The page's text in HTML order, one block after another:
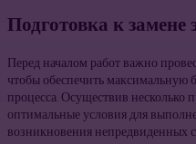
Подготовка к замене
Перед началом работ важно
чтобы обеспечить максимальную
процесса. Осуществив несколько
оптимальные условия для
возникновения непредвиденных